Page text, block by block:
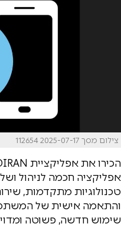
צילום מסך 2025-07-17 112654
אפליקציה חכמה לניהול
טכנולוגיות מתקדמות,
שימוש חדשה, פשוטה